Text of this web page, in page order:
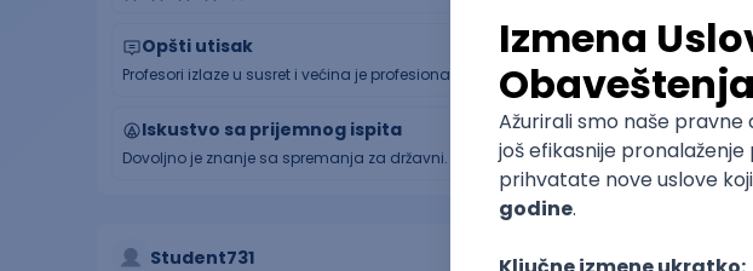
Opšti utisak
Profesori izlaze u susret i većina je profesionalna i odlično predaju. Nisu zahtevni.
Iskustvo sa prijemnog ispita
Dovoljno je znanje sa spremanja za državni. Jako lako upasti.
Student731